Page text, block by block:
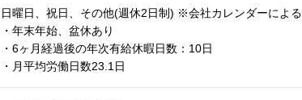
日曜日、祝日、その他(週休2日制) ※会社カレンダーによる
・年末年始、盆休あり
・6ヶ月経過後の年次有給休暇日数：10日
・月平均労働日数23.1日